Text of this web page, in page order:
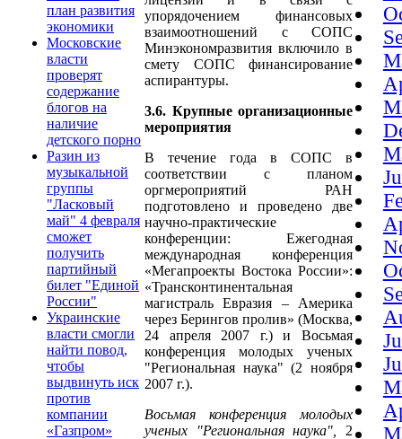
план развития
экономики
Московские
власти
проверят
содержание
блогов на
наличие
детского порно
Разин из
музыкальной
группы
"Ласковый
май" 4 февраля
сможет
получить
партийный
билет "Единой
России"
Украинские
власти смогли
найти повод,
чтобы
выдвинуть иск
против
компании
«Газпром»
упорядочением финансовых
взаимоотношений с СОПС
Минэкономразвития включило в
смету СОПС финансирование
аспирантуры.
3.6. Крупные организационные
мероприятия
В течение года в СОПС в
соответствии с планом
оргмероприятий РАН
подготовлено и проведено две
научно-практические
конференции: Ежегодная
международная конференция
«Мегапроекты Востока России»:
«Трансконтинентальная
магистраль Евразия – Америка
через Берингов пролив» (Москва,
24 апреля 2007 г.) и Восьмая
конференция молодых ученых
"Региональная наука" (2 ноября
2007 г.).
Восьмая конференция молодых
ученых "Региональная наука",
2